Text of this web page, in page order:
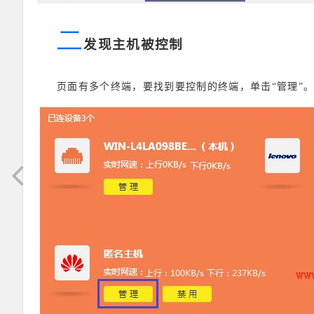
二发现主机被控制
页面有多个终端，要找到要控制的终端，单击“管理”